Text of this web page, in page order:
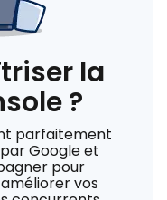
la
?
parfaitement
Google et
pour
vos